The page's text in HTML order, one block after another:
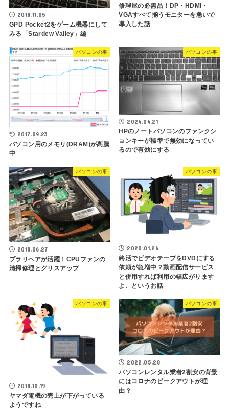
2018.11.05
GPD Pocket2をゲーム機器にして
みる「Stardew Valley」編
修理屋の必需品！DP・HDMI・
VGAすべて揃うモニターを急いで
導入した話
パソコンの事
2017.09.23
パソコン用のメモリ(DRAM)が高騰
中
パソコンの事
2024.04.21
HPのノートパソコンのファンクシ
ョンキーが標準で無効になってい
るので有効にする
パソコンの事
2018.06.27
プラリペアが活躍！CPUファンの
清掃修理とグリスアップ
パソコンの事
2020.01.26
終活でビデオテープをDVDにする
依頼が急増中？動画配信サービス
と併用すれば利用の幅広がります
よ、というお話
パソコンの事
2018.10.19
ヤマダ電機の売上が下がっている
ようですね
パソコンの事
2022.05.28
パソコンレンタル業者2割安の背景
にはコロナのピークアウトが理
由？